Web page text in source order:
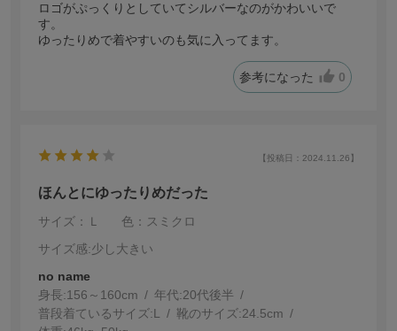
ロゴがぷっくりとしていてシルバーなのがかわいいで
す。
ゆったりめで着やすいのも気に入ってます。
参考になった 0
【投稿日：2024.11.26】
ほんとにゆったりめだった
サイズ：Ｌ
色：スミクロ
サイズ感:少し大きい
no name
身長:156～160cm 年代:20代後半
普段着ているサイズ:L 靴のサイズ:24.5cm